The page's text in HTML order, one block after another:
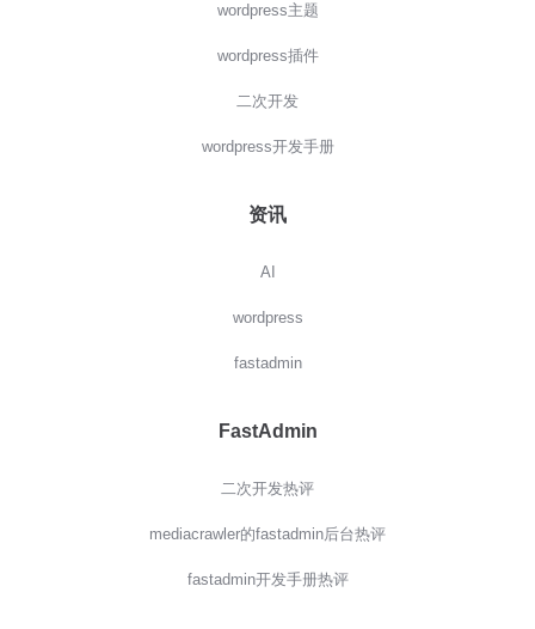
wordpress主题
wordpress插件
二次开发
wordpress开发手册
资讯
AI
wordpress
fastadmin
FastAdmin
二次开发热评
mediacrawler的fastadmin后台热评
fastadmin开发手册热评